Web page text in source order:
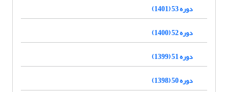
دوره 53 (1401)
دوره 52 (1400)
دوره 51 (1399)
دوره 50 (1398)